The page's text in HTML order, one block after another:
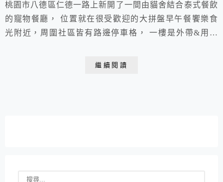
桃園市八德區仁德一路上新開了一間由貓舍結合泰式餐飲
的寵物餐廳， 位置就在很受歡迎的大拼盤早午餐饗樂食
光附近，周圍社區皆有路邊停車格， 一樓是外帶&用餐
區， 店內用餐位置不多、強烈建議提早預約訂位，用餐
繼續閱讀